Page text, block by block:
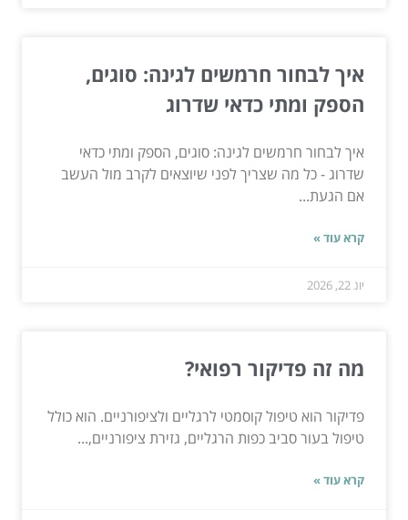
איך לבחור חרמשים לגינה: סוגים,
הספק ומתי כדאי שדרוג
איך לבחור חרמשים לגינה: סוגים, הספק ומתי כדאי
שדרוג - כל מה שצריך לפני שיוצאים לקרב מול העשב
אם הגעת...
קרא עוד »
יונ 22, 2026
מה זה פדיקור רפואי?
פדיקור הוא טיפול קוסמטי לרגליים ולציפורניים. הוא כולל
טיפול בעור סביב כפות הרגליים, גזירת ציפורניים,...
קרא עוד »